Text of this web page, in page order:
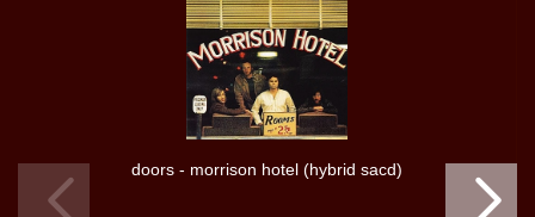
doors - morrison hotel (hybrid sacd)